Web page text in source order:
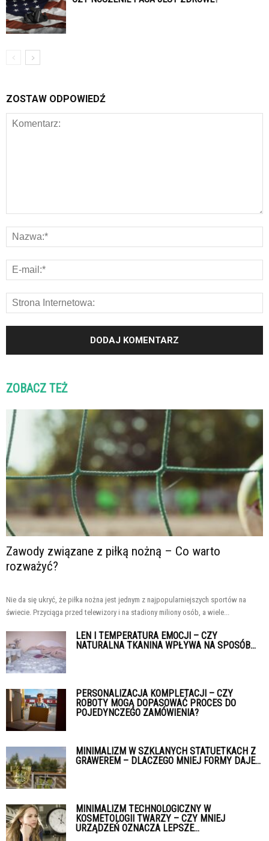
ZOSTAW ODPOWIEDŹ
ZOBACZ TEŻ
Zawody związane z piłką nożną – Co warto
rozważyć?
Nie da się ukryć, że piłka nożna jest jednym z najpopularniejszych sportów na
świecie. Przyciąga przed telewizory i na stadiony miliony osób, a wiele...
LEN I TEMPERATURA EMOCJI – CZY
NATURALNA TKANINA WPŁYWA NA SPOSÓB...
PERSONALIZACJA KOMPLETACJI – CZY
ROBOTY MOGĄ DOPASOWAĆ PROCES DO
POJEDYNCZEGO ZAMÓWIENIA?
MINIMALIZM W SZKLANYCH STATUETKACH Z
GRAWEREM – DLACZEGO MNIEJ FORMY DAJE...
MINIMALIZM TECHNOLOGICZNY W
KOSMETOLOGII TWARZY – CZY MNIEJ
URZĄDZEŃ OZNACZA LEPSZE...